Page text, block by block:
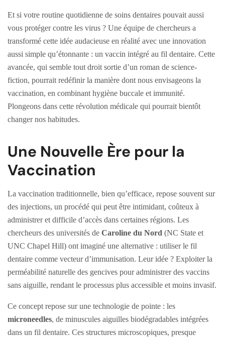
Et si votre routine quotidienne de soins dentaires pouvait aussi
vous protéger contre les virus ? Une équipe de chercheurs a
transformé cette idée audacieuse en réalité avec une innovation
aussi simple qu’étonnante : un vaccin intégré au fil dentaire. Cette
avancée, qui semble tout droit sortie d’un roman de science-
fiction, pourrait redéfinir la manière dont nous envisageons la
vaccination, en combinant hygiène buccale et immunité.
Plongeons dans cette révolution médicale qui pourrait bientôt
changer nos habitudes.
Une Nouvelle Ère pour la
Vaccination
La vaccination traditionnelle, bien qu’efficace, repose souvent sur
des injections, un procédé qui peut être intimidant, coûteux à
administrer et difficile d’accès dans certaines régions. Les
chercheurs des universités de Caroline du Nord (NC State et
UNC Chapel Hill) ont imaginé une alternative : utiliser le fil
dentaire comme vecteur d’immunisation. Leur idée ? Exploiter la
perméabilité naturelle des gencives pour administrer des vaccins
sans aiguille, rendant le processus plus accessible et moins invasif.
Ce concept repose sur une technologie de pointe : les
microneedles, de minuscules aiguilles biodégradables intégrées
dans un fil dentaire. Ces structures microscopiques, presque